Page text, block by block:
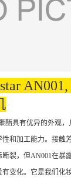
酯具有优异的外观
性和加工能力。接触
裂，但AN001在暴
有变化。它是我们化